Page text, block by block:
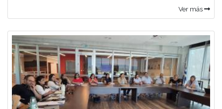
Ver más